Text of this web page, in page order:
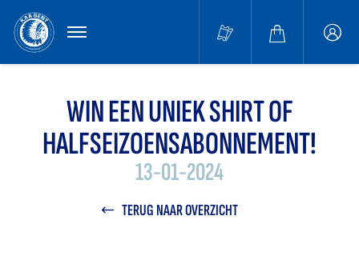
MENU
WIN EEN UNIEK SHIRT OF
HALFSEIZOENSABONNEMENT!
13-01-2024
TERUG NAAR OVERZICHT